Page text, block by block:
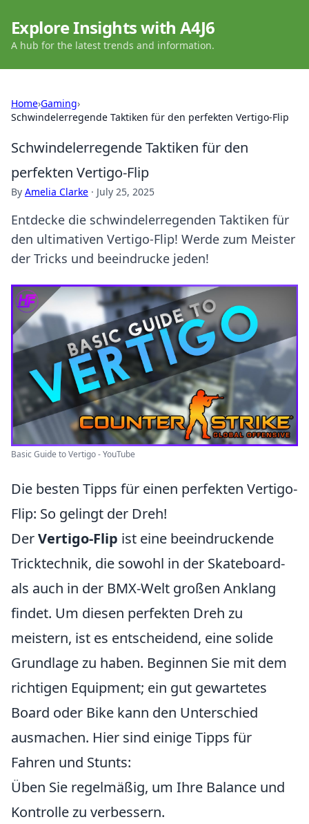
Explore Insights with A4J6
A hub for the latest trends and information.
Home›Gaming›
Schwindelerregende Taktiken für den perfekten Vertigo-Flip
Schwindelerregende Taktiken für den
perfekten Vertigo-Flip
By Amelia Clarke · July 25, 2025
Entdecke die schwindelerregenden Taktiken für
den ultimativen Vertigo-Flip! Werde zum Meister
der Tricks und beeindrucke jeden!
Basic Guide to Vertigo - YouTube
Die besten Tipps für einen perfekten Vertigo-
Flip: So gelingt der Dreh!
DerVertigo-Flip ist eine beeindruckende
Tricktechnik, die sowohl in der Skateboard-
als auch in der BMX-Welt großen Anklang
findet. Um diesen perfekten Dreh zu
meistern, ist es entscheidend, eine solide
Grundlage zu haben. Beginnen Sie mit dem
richtigen Equipment; ein gut gewartetes
Board oder Bike kann den Unterschied
ausmachen. Hier sind einige Tipps für
Fahren und Stunts:
Üben Sie regelmäßig, um Ihre Balance und
Kontrolle zu verbessern.